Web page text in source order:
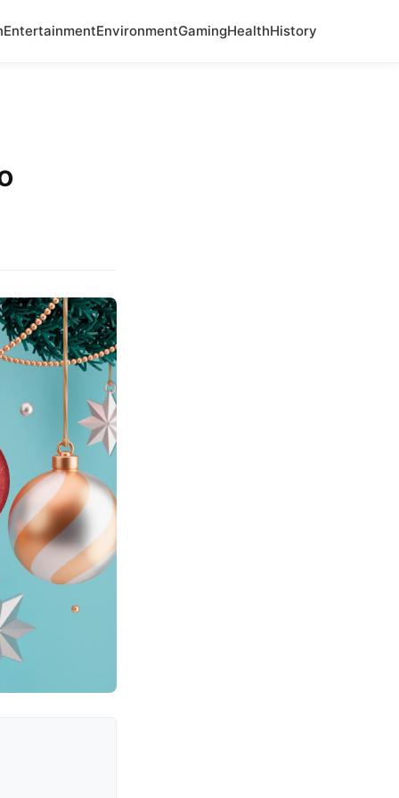
EntertainmentEnvironmentGamingHealthHistory